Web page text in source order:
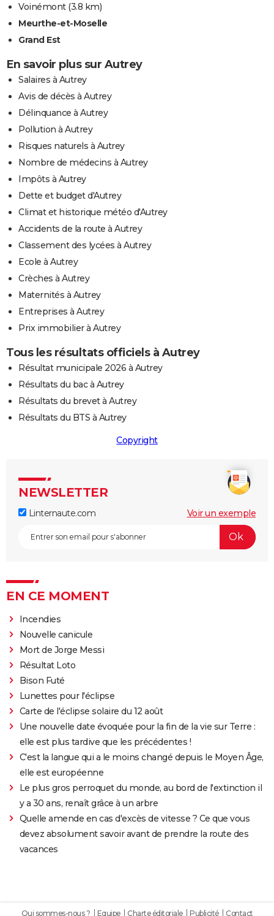
Voinémont(3.8 km)
Meurthe-et-Moselle
Grand Est
En savoir plus sur Autrey
Salaires à Autrey
Avis de décès à Autrey
Délinquance à Autrey
Pollution à Autrey
Risques naturels à Autrey
Nombre de médecins à Autrey
Impôts à Autrey
Dette et budget d'Autrey
Climat et historique météo d'Autrey
Accidents de la route à Autrey
Classement des lycées à Autrey
Ecole à Autrey
Crèches à Autrey
Maternités à Autrey
Entreprises à Autrey
Prix immobilier à Autrey
Tous les résultats officiels à Autrey
Résultat municipale 2026 à Autrey
Résultats du bac à Autrey
Résultats du brevet à Autrey
Résultats du BTS à Autrey
Copyright
NEWSLETTER
Linternaute.com Voir un exemple
EN CE MOMENT
Incendies
Nouvelle canicule
Mort de Jorge Messi
Résultat Loto
Bison Futé
Lunettes pour l'éclipse
Carte de l'éclipse solaire du 12 août
Une nouvelle date évoquée pour la fin de la vie sur Terre :
elle est plus tardive que les précédentes !
C'est la langue qui a le moins changé depuis le Moyen Âge,
elle est européenne
Le plus gros perroquet du monde, au bord de l'extinction il
y a 30 ans, renaît grâce à un arbre
Quelle amende en cas d'excès de vitesse ? Ce que vous
devez absolument savoir avant de prendre la route des
vacances
Qui sommes-nous ? Equipe Charte éditoriale Publicité Contact